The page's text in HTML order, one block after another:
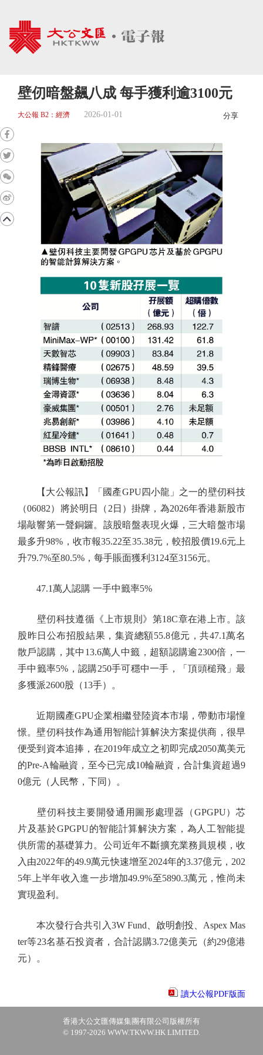
壁仞暗盤飆八成 每手獲利逾3100元
大公報 B2：經濟 2026-01-01 分享
【大公報訊】「國產GPU四小龍」之一的壁仞科技
（06082）將於明日（2日）掛牌，為2026年香港新股市
場敲響第一聲銅鑼。該股暗盤表現火爆，三大暗盤市場
最多升98%，收市報35.22至35.38元，較招股價19.6元上
升79.7%至80.5%，每手賬面獲利3124至3156元。
47.1萬人認購 一手中籤率5%
壁仞科技遵循《上市規則》第18C章在港上市。該
股昨日公布招股結果，集資總額55.8億元，共47.1萬名
散戶認購，其中13.6萬人中籤，超額認購逾2300倍，一
手中籤率5%，認購250手可穩中一手，「頂頭槌飛」最
多獲派2600股（13手）。
近期國產GPU企業相繼登陸資本市場，帶動市場憧
憬。壁仞科技作為通用智能計算解決方案提供商，很早
便受到資本追捧，在2019年成立之初即完成2050萬美元
的Pre-A輪融資，至今已完成10輪融資，合計集資超過9
0億元（人民幣，下同）。
壁仞科技主要開發通用圖形處理器（GPGPU）芯
片及基於GPGPU的智能計算解決方案，為人工智能提
供所需的基礎算力。公司近年不斷擴充業務員規模，收
入由2022年的49.9萬元快速增至2024年的3.37億元，202
5年上半年收入進一步增加49.9%至5890.3萬元，惟尚未
實現盈利。
本次發行合共引入3W Fund、啟明創投、Aspex Mas
ter等23名基石投資者，合計認購3.72億美元（約29億港
元）。
讀大公報PDF版面
香港大公文匯傳媒集團有限公司版權所有
© 1997-2026 WWW.TKWW.HK LIMITED.